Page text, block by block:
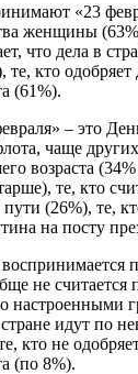
«23
женщины
что дела в
те, кто
(61%).
– это
чаще
возраста
те, кто
(26%), те,
на посту
не считается
настроенными
стране идут по
кто не
(по 8%).